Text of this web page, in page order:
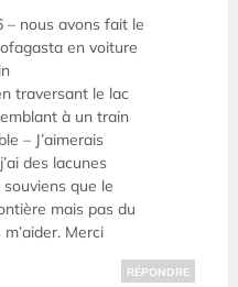
– nous avons fait le
en voiture
traversant le lac
à un train
– J’aimerais
des lacunes
que le
mais pas du
Merci
RÉPONDRE